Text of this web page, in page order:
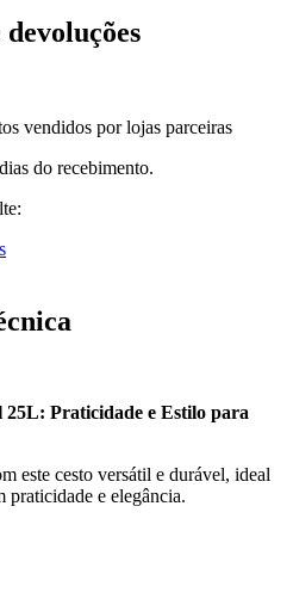
vendidos por lojas parceiras
do recebimento.
Praticidade e Estilo para
este cesto versátil e durável, ideal
praticidade e elegância.